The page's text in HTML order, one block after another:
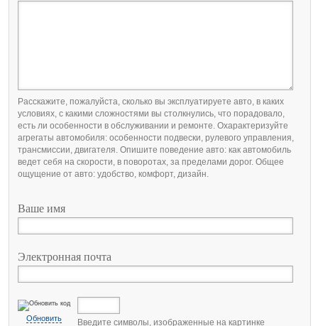
Расскажите, пожалуйста, сколько вы эксплуатируете авто, в каких
условиях, с какими сложностями вы столкнулись, что порадовало,
есть ли особенности в обслуживании и ремонте. Охарактеризуйте
агрегаты автомобиля: особенности подвески, рулевого управления,
трансмиссии, двигателя. Опишите поведение авто: как автомобиль
ведет себя на скорости, в поворотах, за пределами дорог. Общее
ощущение от авто: удобство, комфорт, дизайн.
Ваше имя
Электронная почта
Обновить Введите символы, изображенные на картинке